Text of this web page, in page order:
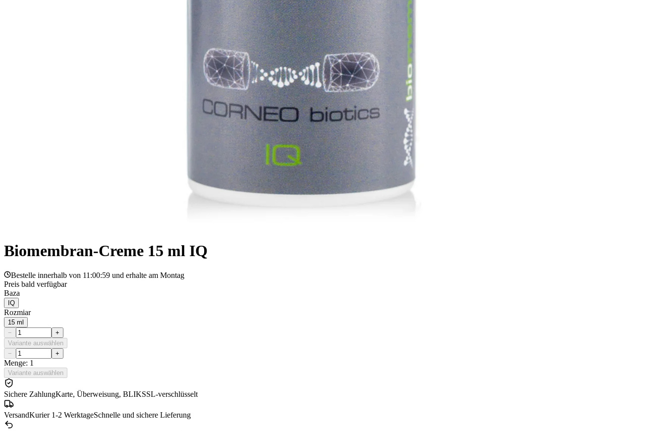
Biomembran-Creme 15 ml IQ
Bestelle innerhalb von 11:00:59 und erhalte am Montag
Preis bald verfügbar
Baza
IQ
Rozmiar
15 ml
−
+
Variante auswählen
−
+
Menge: 1
Variante auswählen
Sichere ZahlungKarte, Überweisung, BLIKSSL-verschlüsselt
VersandKurier 1-2 WerktageSchnelle und sichere Lieferung